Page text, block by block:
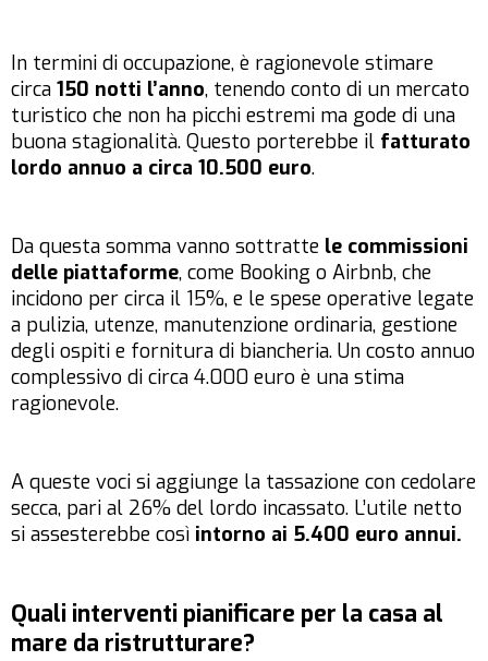
In termini di occupazione, è ragionevole stimare
circa 150 notti l’anno, tenendo conto di un mercato
turistico che non ha picchi estremi ma gode di una
buona stagionalità. Questo porterebbe il fatturato
lordo annuo a circa 10.500 euro.
Da questa somma vanno sottratte le commissioni
delle piattaforme, come Booking o Airbnb, che
incidono per circa il 15%, e le spese operative legate
a pulizia, utenze, manutenzione ordinaria, gestione
degli ospiti e fornitura di biancheria. Un costo annuo
complessivo di circa 4.000 euro è una stima
ragionevole.
A queste voci si aggiunge la tassazione con cedolare
secca, pari al 26% del lordo incassato. L’utile netto
si assesterebbe così intorno ai 5.400 euro annui.
Quali interventi pianificare per la casa al
mare da ristrutturare?